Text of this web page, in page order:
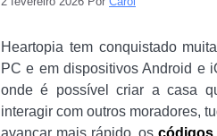
Heartopia tem conquistado
PC e em dispositivos Android e
onde é possível criar a casa
interagir com outros moradores,
avançar mais rápido, oscódigos